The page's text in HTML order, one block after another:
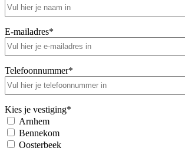
E-mailadres*
Telefoonnummer*
Kies je vestiging*
Arnhem
Bennekom
Oosterbeek